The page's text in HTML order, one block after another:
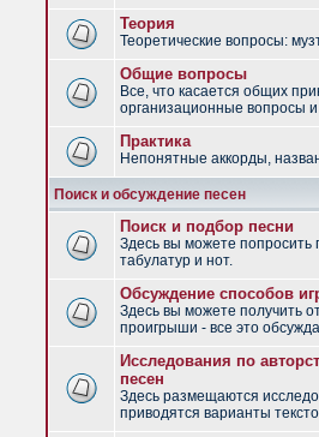
Теория
Теоретические вопросы:
Общие вопросы
Все, что касается общих
организационные вопросы и
Практика
Непонятные аккорды,
Поиск и обсуждение песен
Поиск и подбор песни
Здесь вы можете попросить
табулатур и нот.
Обсуждение способов
Здесь вы можете получить
проигрыши - все это
Исследования по
песен
Здесь размещаются
приводятся варианты